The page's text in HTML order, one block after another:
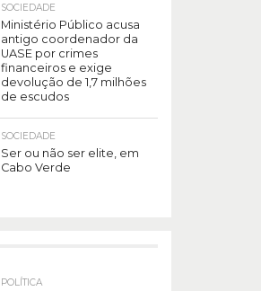
SOCIEDADE
Ministério Público acusa
antigo coordenador da
UASE por crimes
financeiros e exige
devolução de 1,7 milhões
de escudos
SOCIEDADE
Ser ou não ser elite, em
Cabo Verde
POLÍTICA